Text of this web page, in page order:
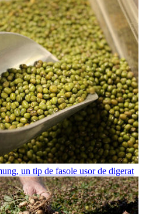
un tip de fasole ușor de digerat